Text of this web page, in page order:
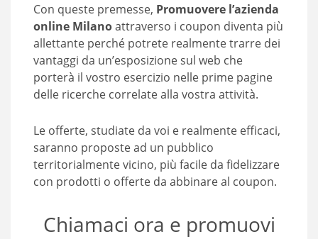
Con queste premesse, Promuovere l’azienda
online Milanoattraverso i coupon diventa più
allettante perché potrete realmente trarre dei
vantaggi da un’esposizione sul web che
porterà il vostro esercizio nelle prime pagine
delle ricerche correlate alla vostra attività.
Le offerte, studiate da voi e realmente efficaci,
saranno proposte ad un pubblico
territorialmente vicino, più facile da fidelizzare
con prodotti o offerte da abbinare al coupon.
Chiamaci ora e promuovi